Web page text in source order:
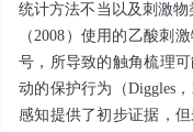
统计方法不当以及刺激
（2008）使用的乙酸刺
号，所导致的触角梳理
动的保护行为（Diggles
感知提供了初步证据，